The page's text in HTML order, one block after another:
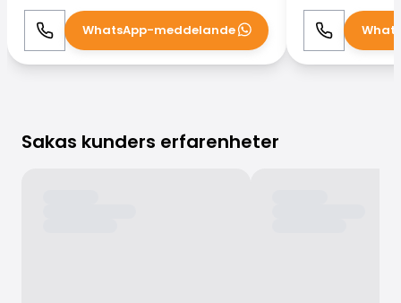
Ring WhatsApp
WhatsApp-meddelande Ring
Sakas kunders erfarenheter